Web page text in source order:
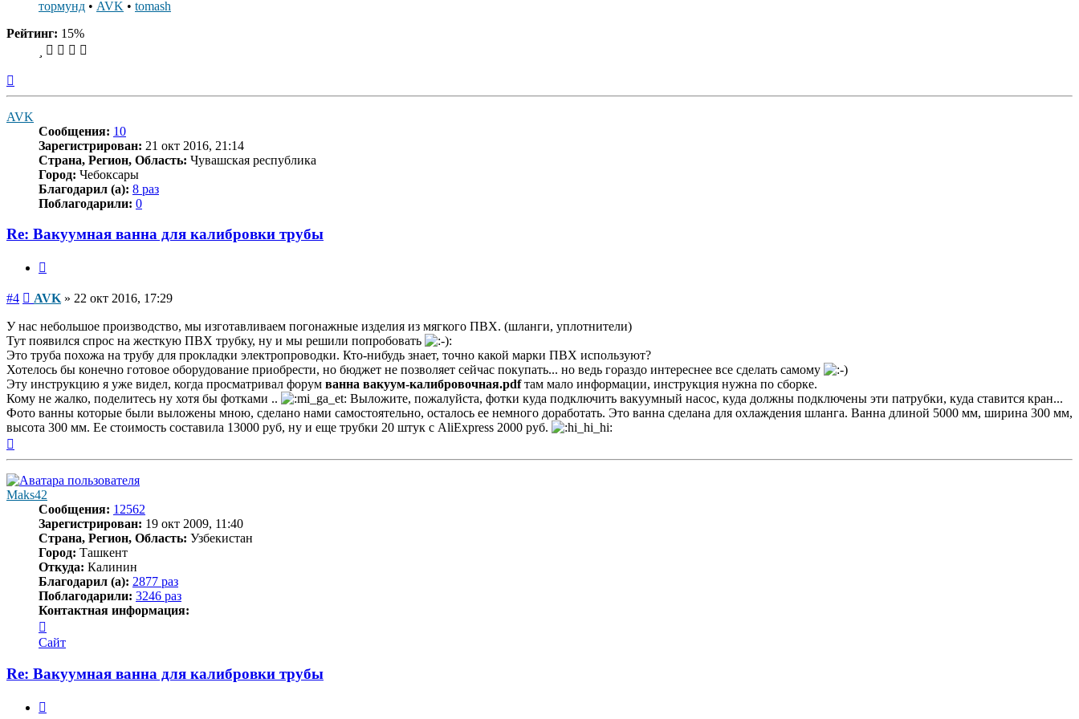
тормунд • AVK • tomash
Рейтинг: 15%
AVK
Сообщения: 10
Зарегистрирован: 21 окт 2016, 21:14
Страна, Регион, Область: Чувашская республика
Город: Чебоксары
Благодарил (а): 8 раз
Поблагодарили: 0
Re: Вакуумная ванна для калибровки трубы
#4 Сообщение
AVK » 22 окт 2016, 17:29
У нас небольшое производство, мы изготавливаем погонажные изделия из мягкого ПВХ. (шланги, уплотнители)
Тут появился спрос на жесткую ПВХ трубку, ну и мы решили попробовать
Это труба похожа на трубу для прокладки электропроводки. Кто-нибудь знает, точно какой марки ПВХ используют?
Хотелось бы конечно готовое оборудование приобрести, но бюджет не позволяет сейчас покупать... но ведь гораздо интереснее все сделать самому
Эту инструкцию я уже видел, когда просматривал форум ванна вакуум-калибровочная.pdfтам мало информации, инструкция нужна по сборке.
Кому не жалко, поделитесь ну хотя бы фотками ..
Выложите, пожалуйста, фотки куда подключить вакуумный насос, куда должны подключены эти патрубки, куда ставится кран...
Фото ванны которые были выложены мною, сделано нами самостоятельно, осталось ее немного доработать. Это ванна сделана для охлаждения шланга. Ванна длиной 5000 мм, ширина 300 мм,
высота 300 мм. Ее стоимость составила 13000 руб, ну и еще трубки 20 штук с AliExpress 2000 руб.
Maks42
Сообщения: 12562
Зарегистрирован: 19 окт 2009, 11:40
Страна, Регион, Область: Узбекистан
Город: Ташкент
Откуда: Калинин
Благодарил (а): 2877 раз
Поблагодарили: 3246 раз
Контактная информация:
информация
пользователя
Сайт
Re: Вакуумная ванна для калибровки трубы